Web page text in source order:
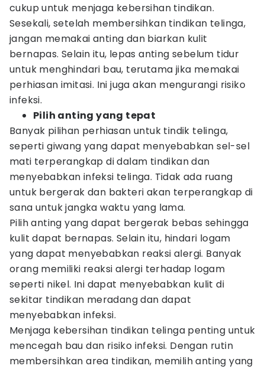
cukup untuk menjaga kebersihan tindikan.
Sesekali, setelah membersihkan tindikan telinga,
jangan memakai anting dan biarkan kulit
bernapas. Selain itu, lepas anting sebelum tidur
untuk menghindari bau, terutama jika memakai
perhiasan imitasi. Ini juga akan mengurangi risiko
infeksi.
Pilih anting yang tepat
Banyak pilihan perhiasan untuk tindik telinga,
seperti giwang yang dapat menyebabkan sel-sel
mati terperangkap di dalam tindikan dan
menyebabkan infeksi telinga. Tidak ada ruang
untuk bergerak dan bakteri akan terperangkap di
sana untuk jangka waktu yang lama.
Pilih anting yang dapat bergerak bebas sehingga
kulit dapat bernapas. Selain itu, hindari logam
yang dapat menyebabkan reaksi alergi. Banyak
orang memiliki reaksi alergi terhadap logam
seperti nikel. Ini dapat menyebabkan kulit di
sekitar tindikan meradang dan dapat
menyebabkan infeksi.
Menjaga kebersihan tindikan telinga penting untuk
mencegah bau dan risiko infeksi. Dengan rutin
membersihkan area tindikan, memilih anting yang